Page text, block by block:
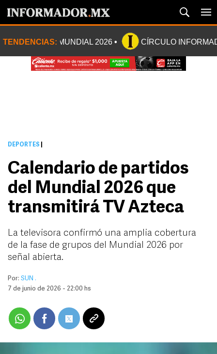
TENDENCIAS: MUNDIAL 2026 CÍRCULO
DEPORTES
Calendario de partidos
del Mundial 2026 que
transmitirá TV Azteca
La televisora confirmó una amplia cobertura
de la fase de grupos del Mundial 2026 por
señal abierta.
Por: SUN .
7 de junio de 2026 - 22:00 hs